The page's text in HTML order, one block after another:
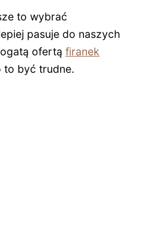
to wybrać
pasuje do naszych
ofertą firanek
to być trudne.